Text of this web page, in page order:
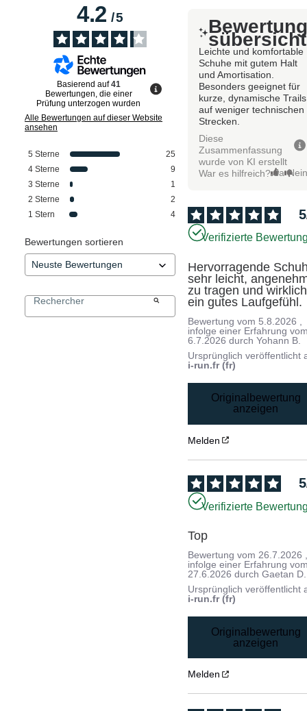
4.2/5
Basierend auf41
Bewertungen, die einer
Prüfung unterzogen wurden
Alle Bewertungen auf dieser Website
ansehen
5 Sterne
25
4 Sterne
9
3 Sterne
1
2 Sterne
2
1 Stern 4
Bewertungen sortieren
sübersicht
Leichte und komfortable
Schuhe mit gutem Halt
und Amortisation.
Besonders geeignet für
kurze, dynamische Trails
auf weniger technischen
Strecken.
Diese
Zusammenfassung
wurde von KI erstellt
War es hilfreich? Ja
5
Verifizierte
Hervorragende
sehr leicht,
zu tragen und wirklich
ein gutes Laufgefühl.
Bewertung vom 5.8.2026
infolge einer Erfahrung
6.7.2026 durchYohann B.
Ursprünglich veröffentlicht
i-run.fr (fr)
Originalbewertung
anzeigen
Melden
5
Verifizierte
Top
Bewertung vom 26.7.2026
infolge einer Erfahrung
27.6.2026 durchGaetan D.
Ursprünglich veröffentlicht
i-run.fr (fr)
Originalbewertung
anzeigen
Melden